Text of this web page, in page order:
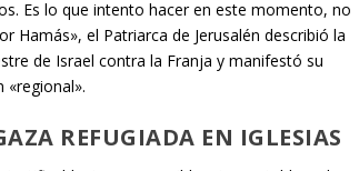
Es lo que intento hacer en este momento, no
Hamás», el Patriarca de Jerusalén describió la
de Israel contra la Franja y manifestó su
REFUGIADA EN IGLESIAS